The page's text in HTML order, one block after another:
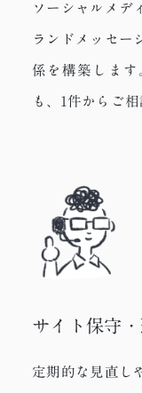
ソーシャルメデ
ランドメッセー
係を構築しま
も、1件からご相
サイト保守
定期的な見直し